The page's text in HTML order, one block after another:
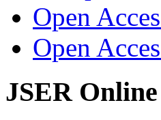
Open
Open
JSER Online